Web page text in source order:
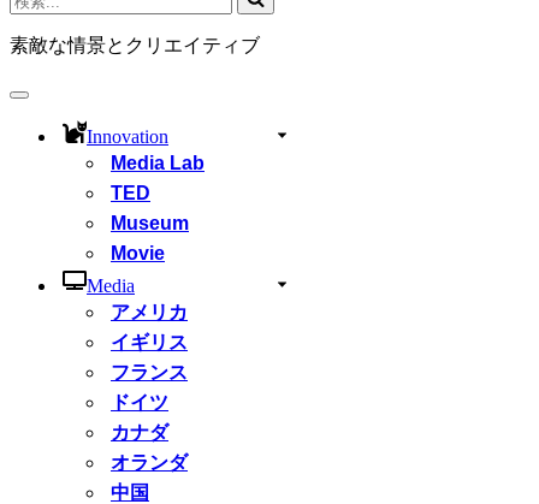
メ
ニ
ュ
索...
素敵な情景とクリエイティブ
ナ
Innovation
Media Lab
TED
Museum
Movie
Media
アメリカ
イギリス
フランス
ドイツ
カナダ
オランダ
中国